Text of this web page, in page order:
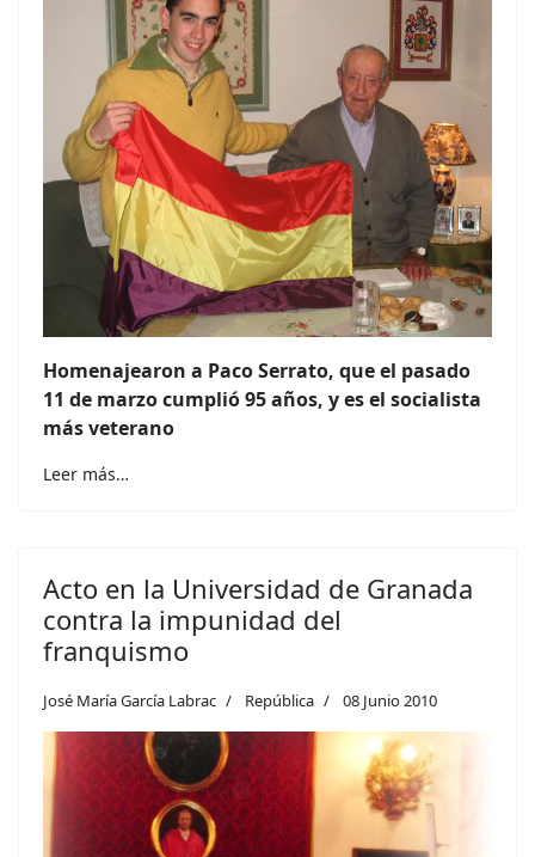
Homenajearon a Paco Serrato, que el pasado
11 de marzo cumplió 95 años, y es el socialista
más veterano
Leer más…
Acto en la Universidad de Granada
contra la impunidad del
franquismo
José María García Labrac República 08 Junio 2010